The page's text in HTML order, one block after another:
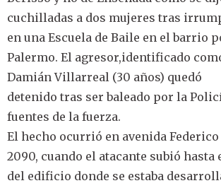
cuchilladas a dos mujeres tras
en una Escuela de Baile en el barrio
Palermo. El agresor,identificado
Damián Villarreal (30 años) quedó
detenido tras ser baleado por la
fuentes de la fuerza.
El hecho ocurrió en avenida
2090, cuando el atacante subió
del edificio donde se estaba